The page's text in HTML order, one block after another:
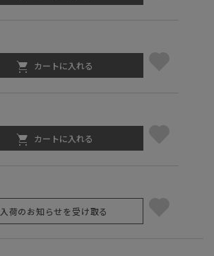
カートに入れる
カートに入れる
入荷のお知らせを受け取る